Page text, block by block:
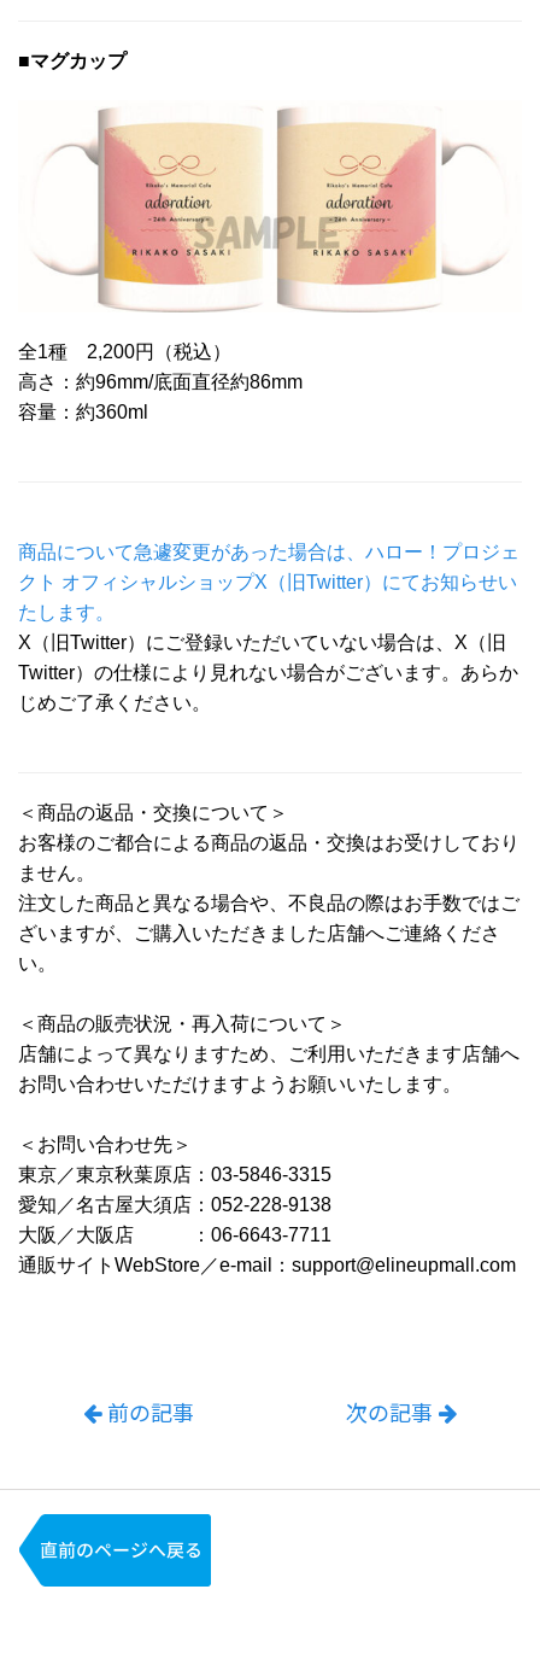
■マグカップ
全1種 2,200円（税込）
高さ：約96mm/底面直径約86mm
容量：約360ml
商品について急遽変更があった場合は、ハロー！プロジェ
クト オフィシャルショップX（旧Twitter）にてお知らせい
たします。
X（旧Twitter）にご登録いただいていない場合は、X（旧
Twitter）の仕様により見れない場合がございます。あらか
じめご了承ください。
＜商品の返品・交換について＞
お客様のご都合による商品の返品・交換はお受けしており
ません。
注文した商品と異なる場合や、不良品の際はお手数ではご
ざいますが、ご購入いただきました店舗へご連絡くださ
い。
＜商品の販売状況・再入荷について＞
店舗によって異なりますため、ご利用いただきます店舗へ
お問い合わせいただけますようお願いいたします。
＜お問い合わせ先＞
東京／東京秋葉原店：03-5846-3315
愛知／名古屋大須店：052-228-9138
大阪／大阪店 ：06-6643-7711
通販サイトWebStore／e-mail：support@elineupmall.com
前の記事 次の記事